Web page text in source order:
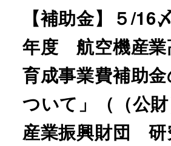
【補助金】５/16
年度 航空機産業
育成事業費補助
ついて」（（公
産業振興財団 研